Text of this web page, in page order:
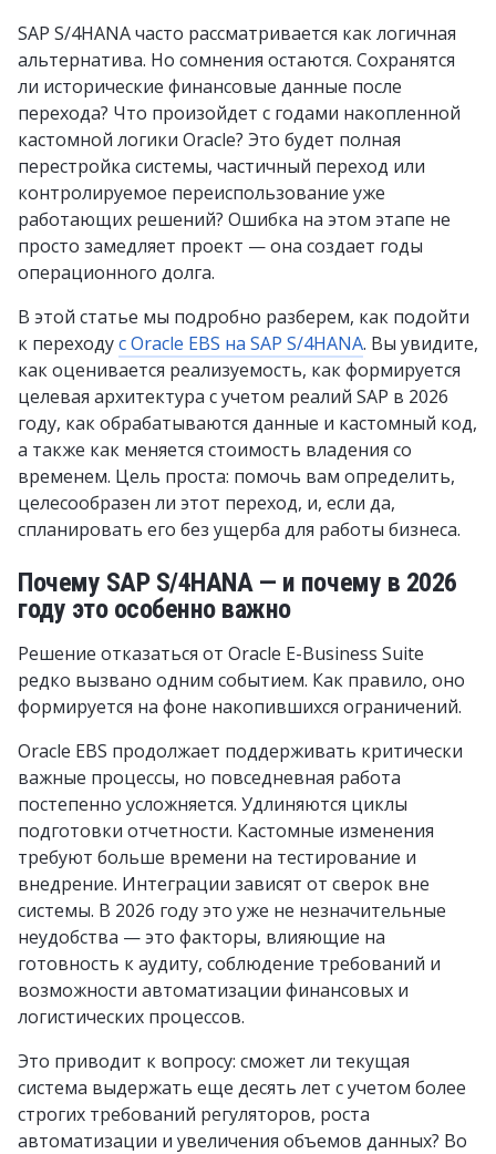
SAP S/4HANA часто рассматривается как логичная
альтернатива. Но сомнения остаются. Сохранятся
ли исторические финансовые данные после
перехода? Что произойдет с годами накопленной
кастомной логики Oracle? Это будет полная
перестройка системы, частичный переход или
контролируемое переиспользование уже
работающих решений? Ошибка на этом этапе не
просто замедляет проект — она создает годы
операционного долга.
В этой статье мы подробно разберем, как подойти
к переходус Oracle EBS на SAP S/4HANA. Вы увидите,
как оценивается реализуемость, как формируется
целевая архитектура с учетом реалий SAP в 2026
году, как обрабатываются данные и кастомный код,
а также как меняется стоимость владения со
временем. Цель проста: помочь вам определить,
целесообразен ли этот переход, и, если да,
спланировать его без ущерба для работы бизнеса.
Почему SAP S/4HANA — и почему в 2026
году это особенно важно
Решение отказаться от Oracle E-Business Suite
редко вызвано одним событием. Как правило, оно
формируется на фоне накопившихся ограничений.
Oracle EBS продолжает поддерживать критически
важные процессы, но повседневная работа
постепенно усложняется. Удлиняются циклы
подготовки отчетности. Кастомные изменения
требуют больше времени на тестирование и
внедрение. Интеграции зависят от сверок вне
системы. В 2026 году это уже не незначительные
неудобства — это факторы, влияющие на
готовность к аудиту, соблюдение требований и
возможности автоматизации финансовых и
логистических процессов.
Это приводит к вопросу: сможет ли текущая
система выдержать еще десять лет с учетом более
строгих требований регуляторов, роста
автоматизации и увеличения объемов данных? Во